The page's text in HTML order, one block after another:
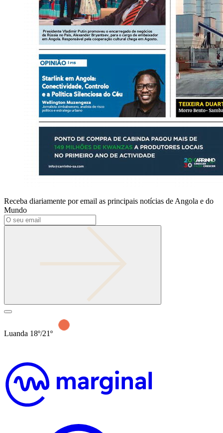
Receba diariamente por email as principais notícias de Angola e do
Mundo
Luanda 18º/21º